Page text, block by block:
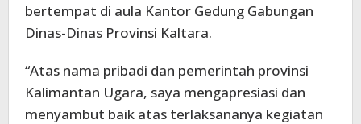
bertempat di aula Kantor Gedung Gabungan
Dinas-Dinas Provinsi Kaltara.
“Atas nama pribadi dan pemerintah provinsi
Kalimantan Ugara, saya mengapresiasi dan
menyambut baik atas terlaksananya kegiatan